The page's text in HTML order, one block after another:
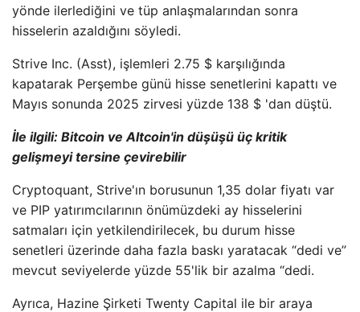
yönde ilerlediğini ve tüp anlaşmalarından sonra
hisselerin azaldığını söyledi.
Strive Inc. (Asst), işlemleri 2.75 $ karşılığında
kapatarak Perşembe günü hisse senetlerini kapattı ve
Mayıs sonunda 2025 zirvesi yüzde 138 $ 'dan düştü.
İle ilgili: Bitcoin ve Altcoin'in düşüşü üç kritik
gelişmeyi tersine çevirebilir
Cryptoquant, Strive'ın borusunun 1,35 dolar fiyatı var
ve PIP yatırımcılarının önümüzdeki ay hisselerini
satmaları için yetkilendirilecek, bu durum hisse
senetleri üzerinde daha fazla baskı yaratacak “dedi ve”
mevcut seviyelerde yüzde 55'lik bir azalma “dedi.
Ayrıca, Hazine Şirketi Twenty Capital ile bir araya